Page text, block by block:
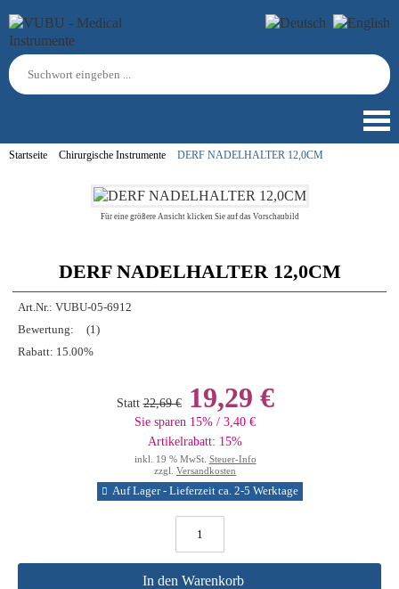
Startseite Chirurgische Instrumente DERF NADELHALTER 12,0CM
Für eine größere Ansicht klicken Sie auf das Vorschaubild
DERF NADELHALTER 12,0CM
Art.Nr.: VUBU-05-6912
Bewertung:
(1)
Rabatt: 15.00%
Statt 22,69 €19,29 €
Sie sparen 15% / 3,40 €
Artikelrabatt: 15%
inkl. 19 % MwSt. Steuer-Info
zzgl. Versandkosten
Auf Lager - Lieferzeit ca. 2-5 Werktage
In den Warenkorb